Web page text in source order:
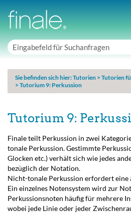
Sie befinden sich hier:Tutorien > Tutorien
> Tutorium 9: Perkussion
Tutorium 9:
Finale teilt Perkussion in zwei
tonale Perkussion. Gestimmte
Glocken etc.) verhält sich wie jedes
bezüglich der Notation.
Nicht-tonale Perkussion erfordert eine
Ein einzelnes Notensystem wird zur
Perkussionsnoten häufig für mehrere
wobei jede Linie oder jeder